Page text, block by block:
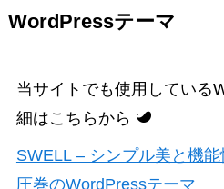
WordPressテーマ
当サイトでも使用している
細はこちらから
SWELL – シンプル美と機能
圧巻のWordPressテーマ